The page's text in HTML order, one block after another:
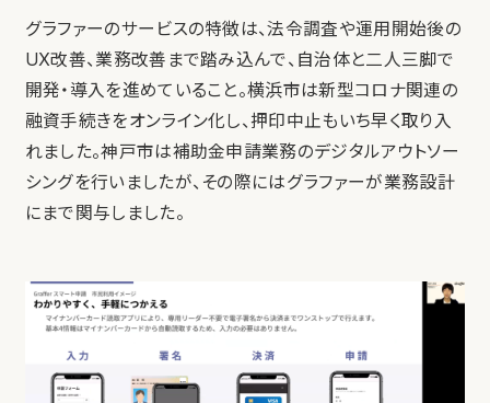
グラファーのサービスの特徴は、法令調査や運用開始後の
UX改善、業務改善まで踏み込んで、自治体と二人三脚で
開発・導入を進めていること。横浜市は新型コロナ関連の
融資手続きをオンライン化し、押印中止もいち早く取り入
れました。神戸市は補助金申請業務のデジタルアウトソー
シングを行いましたが、その際にはグラファーが業務設計
にまで関与しました。